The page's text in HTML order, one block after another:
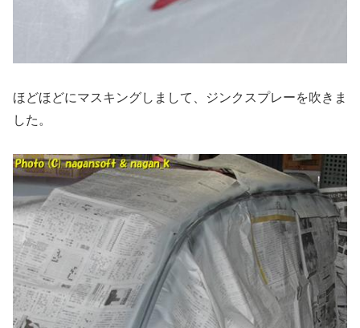
ほどほどにマスキングしまして、ジンクスプレーを吹きま
した。